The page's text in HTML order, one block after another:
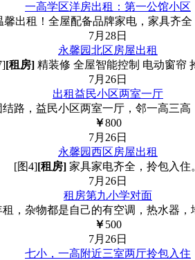
一高学区洋房出租：第一公馆小区
出租！全屋配备品牌家电，家具
7月28日
永馨园北区房屋出租
[租房] 精装修 全屋智能控制 电动窗帘
7月26日
出租益民小区两室一厅
路，益民小区两室一厅，邻一高三
￥800
7月26日
永馨园西区房屋出租
[图4][租房] 家具家电齐全，拎包入住
7月26日
租房第九小学对面
，杂物都是自己的有空调，热水器，
￥500
7月26日
七小，一高附近三室两厅拎包入住